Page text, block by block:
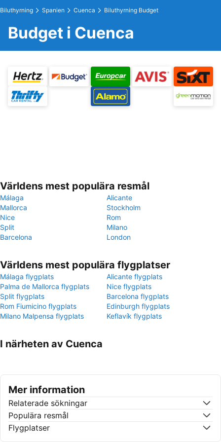
Biluthyrning Spanien Cuenca Biluthyrning Budget
Budget i Cuenca
Världens mest populära resmål
Málaga
Alicante
Mallorca
Stockholm
Nice
Rom
Split
Milano
Barcelona
London
Världens mest populära flygplatser
Málaga flygplats
Alicante flygplats
Palma de Mallorca flygplats
Nice flygplats
Split flygplats
Barcelona flygplats
Rom Fiumicino flygplats
Edinburgh flygplats
Milano Malpensa flygplats
Keflavík flygplats
I närheten av Cuenca
Mer information
Relaterade sökningar
Populära resmål
Flygplatser